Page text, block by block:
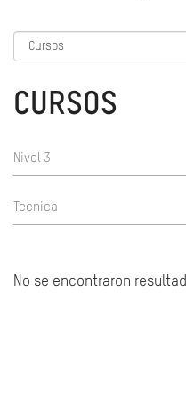
CURSOS
Nivel 3
Tecnica
No se encontraron